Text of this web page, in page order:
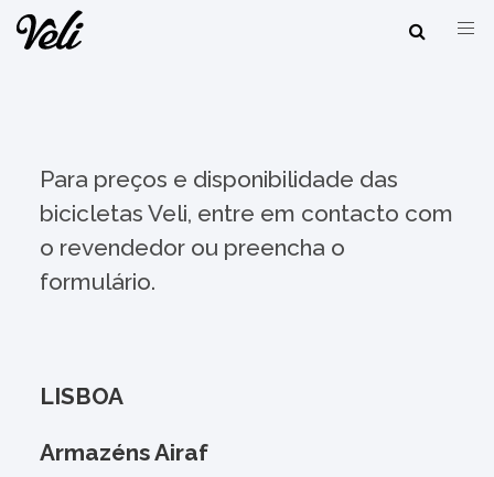
Para preços e disponibilidade das
bicicletas Veli, entre em contacto com
o revendedor ou preencha o
formulário.
LISBOA
Armazéns Airaf